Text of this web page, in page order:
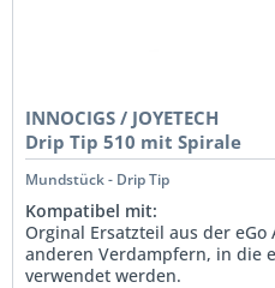
INNOCIGS / JOYETECH
Drip Tip 510 mit Spirale
Mundstück - Drip Tip
Kompatibel mit:
Orginal Ersatzteil aus der eGo
anderen Verdampfern, in die
verwendet werden.